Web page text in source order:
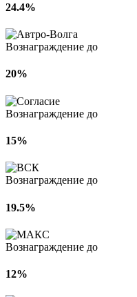
24.4%
Вознаграждение до
20%
Вознаграждение до
15%
Вознаграждение до
19.5%
Вознаграждение до
12%